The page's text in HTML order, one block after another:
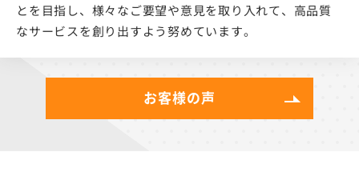
とを目指し、様々なご要望や意見を取り入れて、高品質
なサービスを創り出すよう努めています。
お客様の声